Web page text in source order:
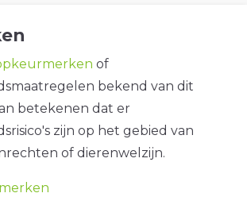
of
bekend van dit
betekenen dat er
zijn op het gebied van
of dierenwelzijn.